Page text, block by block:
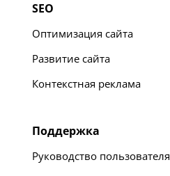
SEO
Оптимизация сайта
Развитие сайта
Контекстная реклама
Поддержка
Руководство пользователя